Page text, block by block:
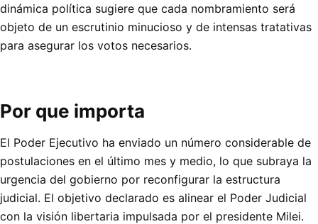
dinámica política sugiere que cada nombramiento será
objeto de un escrutinio minucioso y de intensas tratativas
para asegurar los votos necesarios.
Por que importa
El Poder Ejecutivo ha enviado un número considerable de
postulaciones en el último mes y medio, lo que subraya la
urgencia del gobierno por reconfigurar la estructura
judicial. El objetivo declarado es alinear el Poder Judicial
con la visión libertaria impulsada por el presidente Milei.